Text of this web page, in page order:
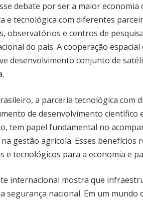
debate por ser a maior
e tecnológica com diferentes
observatórios e centros de
do país. A cooperação
desenvolvimento conjunto de
a parceria tecnológica com
de desenvolvimento científico
tem papel fundamental no
gestão agrícola. Esses benefícios
e tecnológicos para a economia e
internacional mostra que
segurança nacional. Em um mundo